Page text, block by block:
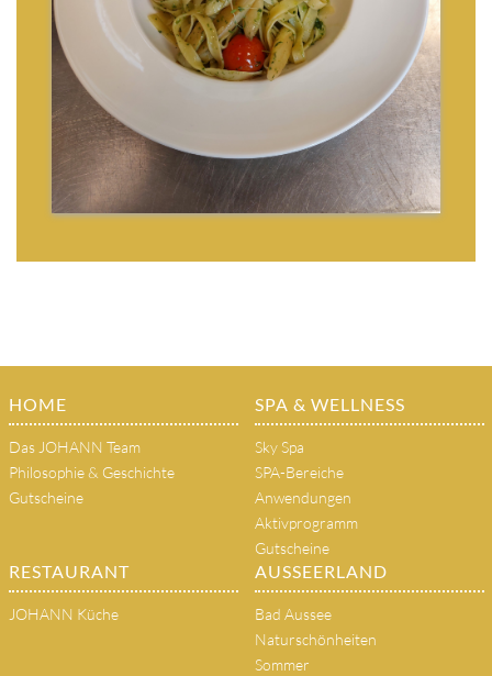
HOME
Das JOHANN Team
Philosophie & Geschichte
Gutscheine
SPA & WELLNESS
Sky Spa
SPA-Bereiche
Anwendungen
Aktivprogramm
Gutscheine
RESTAURANT
JOHANN Küche
AUSSEERLAND
Bad Aussee
Naturschönheiten
Sommer